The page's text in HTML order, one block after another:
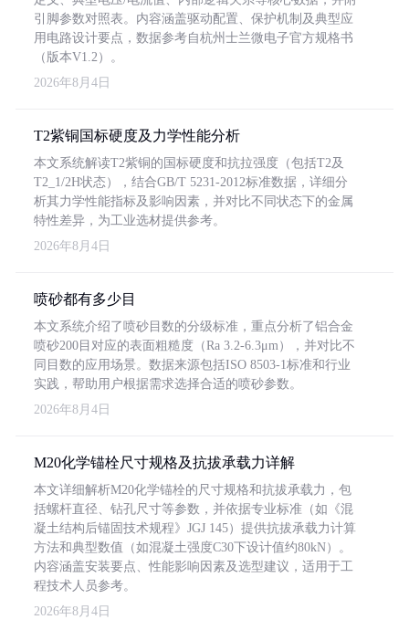
引脚参数对照表。内容涵盖驱动配置、保护机制及典型应
用电路设计要点，数据参考自杭州士兰微电子官方规格书
（版本V1.2）。
2026年8月4日
T2紫铜国标硬度及力学性能分析
本文系统解读T2紫铜的国标硬度和抗拉强度（包括T2及
T2_1/2H状态），结合GB/T 5231-2012标准数据，详细分
析其力学性能指标及影响因素，并对比不同状态下的金属
特性差异，为工业选材提供参考。
2026年8月4日
喷砂都有多少目
本文系统介绍了喷砂目数的分级标准，重点分析了铝合金
喷砂200目对应的表面粗糙度（Ra 3.2-6.3μm），并对比不
同目数的应用场景。数据来源包括ISO 8503-1标准和行业
实践，帮助用户根据需求选择合适的喷砂参数。
2026年8月4日
M20化学锚栓尺寸规格及抗拔承载力详解
本文详细解析M20化学锚栓的尺寸规格和抗拔承载力，包
括螺杆直径、钻孔尺寸等参数，并依据专业标准（如《混
凝土结构后锚固技术规程》JGJ 145）提供抗拔承载力计算
方法和典型数值（如混凝土强度C30下设计值约80kN）。
内容涵盖安装要点、性能影响因素及选型建议，适用于工
程技术人员参考。
2026年8月4日